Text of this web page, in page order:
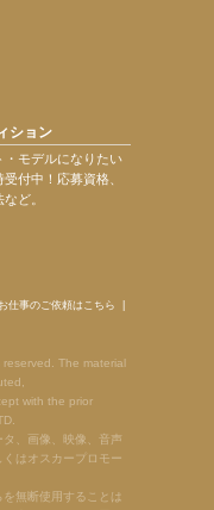
ション
・モデルになりたい
付中！応募資格、
ど。
仕事のご依頼はこちら
The material
with the prior
、画像、映像、音声
はオスカープロモー
無断使用することは